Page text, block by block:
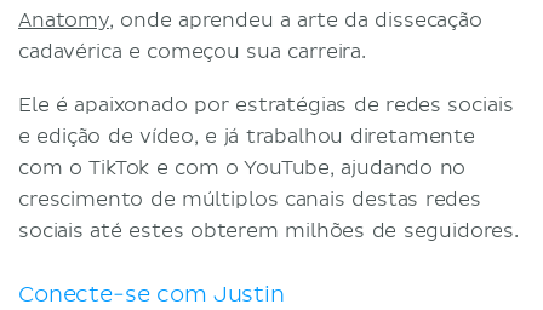
Política de Privacidade
Anatomy, onde aprendeu a arte da dissecação
cadavérica e começou sua carreira.
Ele é apaixonado por estratégias de redes sociais
e edição de vídeo, e já trabalhou diretamente
com o TikTok e com o YouTube, ajudando no
crescimento de múltiplos canais destas redes
sociais até estes obterem milhões de seguidores.
Conecte-se com Justin